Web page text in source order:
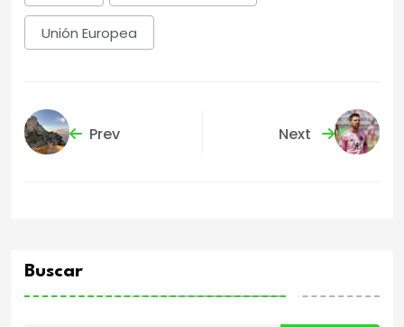
Unión Europea
Prev Next
Buscar